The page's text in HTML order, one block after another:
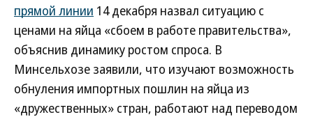
прямой линии 14 декабря назвал ситуацию с
ценами на яйца «сбоем в работе правительства»,
объяснив динамику ростом спроса. В
Минсельхозе заявили, что изучают возможность
обнуления импортных пошлин на яйца из
«дружественных» стран, работают над переводом